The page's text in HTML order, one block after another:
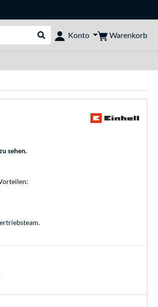
Suche durchführen
Konto Warenkorb
sehen.
.